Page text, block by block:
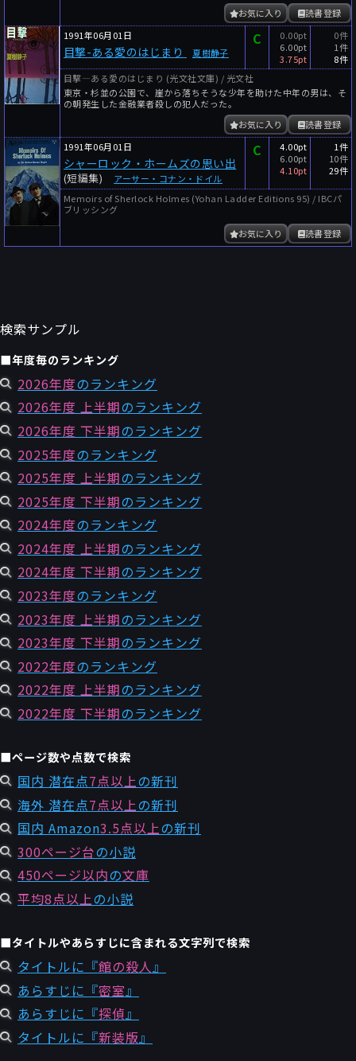
読書登録
お気に入り
1991年06月01日
目撃-ある愛のはじまり 夏樹静子
C
0.00pt
6.00pt
3.75pt
0件
1件
8件
目撃―ある愛のはじまり (光文社文庫) / 光文社
東京・杉並の公園で、崖から落ちそうな少年を助けた中年の男は、そ
の朝発生した金融業者殺しの犯人だった。
読書登録
お気に入り
1991年06月01日
シャーロック・ホームズの思い出
(短編集) アーサー・コナン・ドイル
C
4.00pt
6.00pt
4.10pt
1件
10件
29件
Memoirs of Sherlock Holmes (Yohan Ladder Editions 95) / IBCパ
ブリッシング
読書登録
お気に入り
検索サンプル
■年度毎のランキング
2026年度のランキング
2026年度 上半期のランキング
2026年度 下半期のランキング
2025年度のランキング
2025年度 上半期のランキング
2025年度 下半期のランキング
2024年度のランキング
2024年度 上半期のランキング
2024年度 下半期のランキング
2023年度のランキング
2023年度 上半期のランキング
2023年度 下半期のランキング
2022年度のランキング
2022年度 上半期のランキング
2022年度 下半期のランキング
■ページ数や点数で検索
国内 潜在点7点以上の新刊
海外 潜在点7点以上の新刊
国内 Amazon3.5点以上の新刊
300ページ台の小説
450ページ以内の文庫
平均8点以上の小説
■タイトルやあらすじに含まれる文字列で検索
タイトルに『館の殺人』
あらすじに『密室 』
あらすじに『探偵』
タイトルに『新装版』